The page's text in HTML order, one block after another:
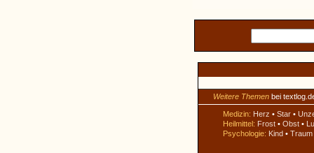
Weitere Themen bei
Medizin: Herz • Star •
Heilmittel: Frost • Obst •
Psychologie: Kind • Traum